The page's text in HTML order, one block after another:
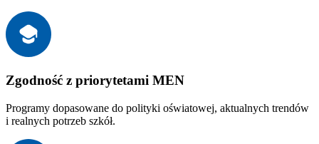
Zgodność z priorytetami MEN
Programy dopasowane do polityki oświatowej, aktualnych trendów
i realnych potrzeb szkół.